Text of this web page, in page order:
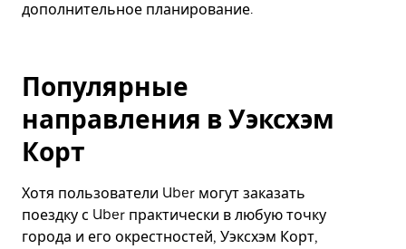
дополнительное планирование.
Популярные
направления в Уэксхэм
Корт
Хотя пользователи Uber могут заказать
поездку с Uber практически в любую точку
города и его окрестностей, Уэксхэм Корт,